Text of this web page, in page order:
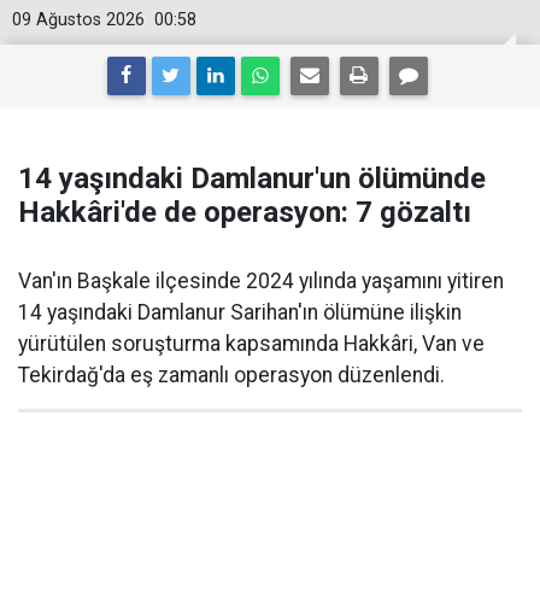
00:58
09 Ağustos 2026
14 yaşındaki Damlanur'un ölümünde
Hakkâri'de de operasyon: 7 gözaltı
Van'ın Başkale ilçesinde 2024 yılında yaşamını yitiren
14 yaşındaki Damlanur Sarihan'ın ölümüne ilişkin
yürütülen soruşturma kapsamında Hakkâri, Van ve
Tekirdağ'da eş zamanlı operasyon düzenlendi.